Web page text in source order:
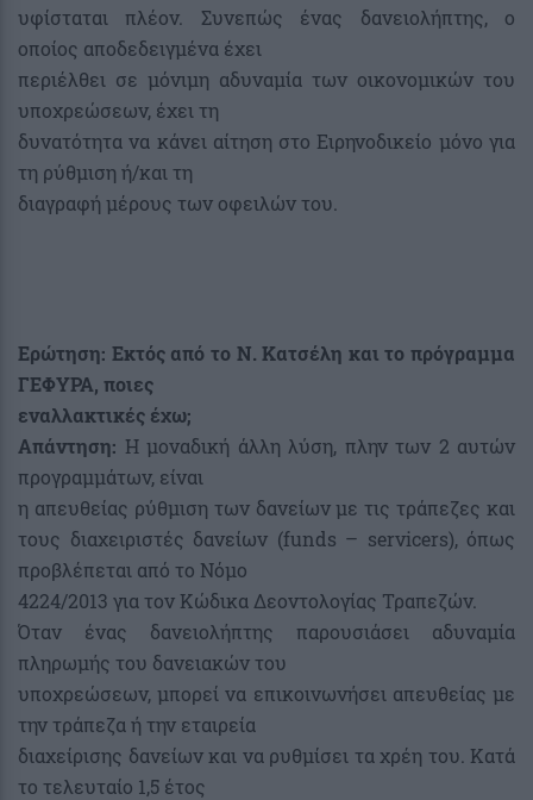
υφίσταται πλέον. Συνεπώς ένας δανειολήπτης, ο
οποίος αποδεδειγμένα έχει
περιέλθει σε μόνιμη αδυναμία των οικονομικών του
υποχρεώσεων, έχει τη
δυνατότητα να κάνει αίτηση στο Ειρηνοδικείο μόνο για
τη ρύθμιση ή/και τη
διαγραφή μέρους των οφειλών του.
Ερώτηση: Εκτός από το Ν. Κατσέλη και το πρόγραμμα
ΓΕΦΥΡΑ, ποιες
εναλλακτικές έχω;
Απάντηση: Η μοναδική άλλη λύση, πλην των 2 αυτών
προγραμμάτων, είναι
η απευθείας ρύθμιση των δανείων με τις τράπεζες και
τους διαχειριστές δανείων (funds – servicers), όπως
προβλέπεται από το Νόμο
4224/2013 για τον Κώδικα Δεοντολογίας Τραπεζών.
Όταν ένας δανειολήπτης παρουσιάσει αδυναμία
πληρωμής του δανειακών του
υποχρεώσεων, μπορεί να επικοινωνήσει απευθείας με
την τράπεζα ή την εταιρεία
διαχείρισης δανείων και να ρυθμίσει τα χρέη του. Κατά
το τελευταίο 1,5 έτος